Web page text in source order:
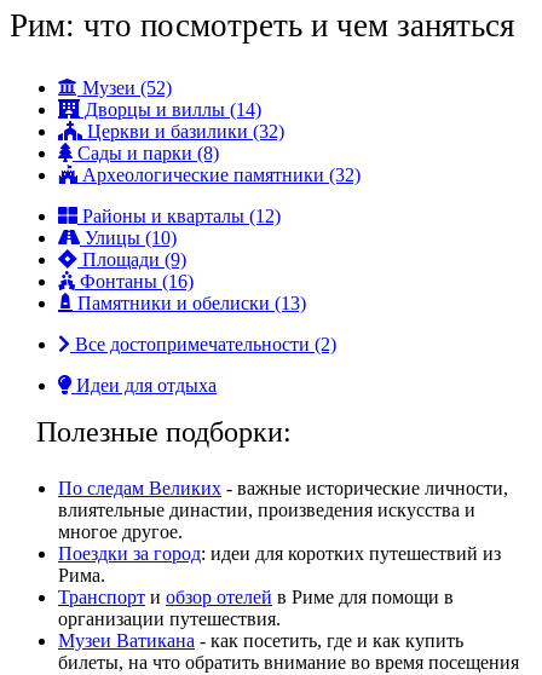
Рим: что посмотреть и чем заняться
Музеи (52)
Дворцы и виллы (14)
Церкви и базилики (32)
Сады и парки (8)
Археологические памятники (32)
Районы и кварталы (12)
Улицы (10)
Площади (9)
Фонтаны (16)
Памятники и обелиски (13)
Все достопримечательности (2)
Идеи для отдыха
Полезные подборки:
По следам Великих - важные исторические личности,
влиятельные династии, произвeдения искусства и
многое другое.
Поездки за город: идеи для коротких путешествий из
Рима.
Транспорт и обзор отелей в Риме для помощи в
организации путешествия.
Музеи Ватикана - как посетить, где и как купить
билеты, на что обратить внимание во время посещения